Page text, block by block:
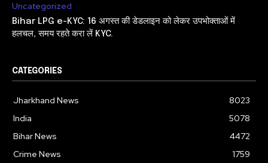
Uncategorized
Bihar LPG e-KYC: 16 अगस्त की डेडलाइन को लेकर उपभोक्ताओं में
हलचल, समय रहते करा लें KYC.
CATEGORIES
Jharkhand News
8023
India
5078
Bihar News
4472
Crime News
1759